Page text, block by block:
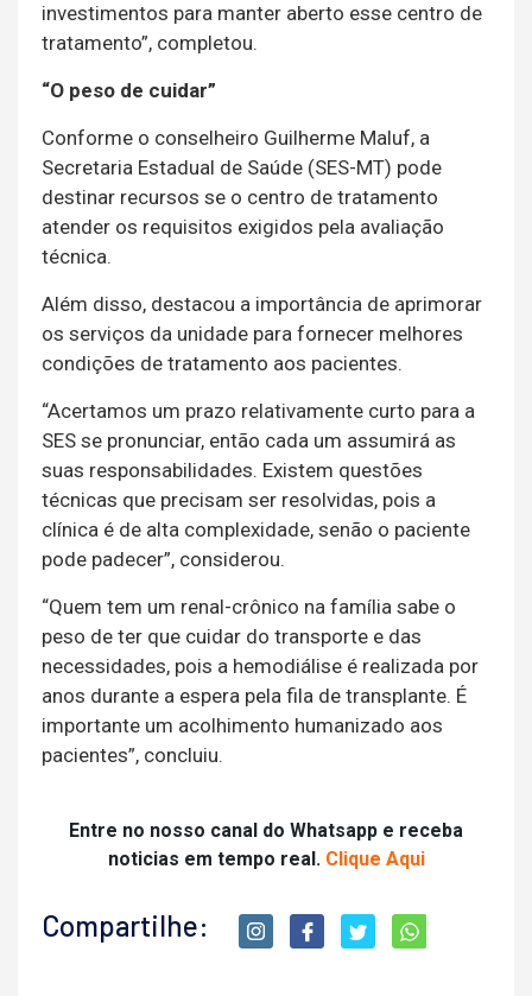
investimentos para manter aberto esse centro de
tratamento”, completou.
“O peso de cuidar”
Conforme o conselheiro Guilherme Maluf, a
Secretaria Estadual de Saúde (SES-MT) pode
destinar recursos se o centro de tratamento
atender os requisitos exigidos pela avaliação
técnica.
Além disso, destacou a importância de aprimorar
os serviços da unidade para fornecer melhores
condições de tratamento aos pacientes.
“Acertamos um prazo relativamente curto para a
SES se pronunciar, então cada um assumirá as
suas responsabilidades. Existem questões
técnicas que precisam ser resolvidas, pois a
clínica é de alta complexidade, senão o paciente
pode padecer”, considerou.
“Quem tem um renal-crônico na família sabe o
peso de ter que cuidar do transporte e das
necessidades, pois a hemodiálise é realizada por
anos durante a espera pela fila de transplante. É
importante um acolhimento humanizado aos
pacientes”, concluiu.
Entre no nosso canal do Whatsapp e receba
noticias em tempo real. Clique Aqui
Compartilhe: